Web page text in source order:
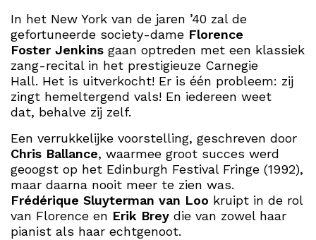
In het New York van de jaren ’40 zal de
gefortuneerde society-dame Florence
Foster Jenkins gaan optreden met een klassiek
zang-recital in het prestigieuze Carnegie
Hall. Het is uitverkocht! Er is één probleem: zij
zingt hemeltergend vals! En iedereen weet
dat, behalve zij zelf.
Een verrukkelijke voorstelling, geschreven door
Chris Ballance, waarmee groot succes werd
geoogst op het Edinburgh Festival Fringe (1992),
maar daarna nooit meer te zien was.
Frédérique Sluyterman van Loo kruipt in de rol
van Florence en Erik Brey die van zowel haar
pianist als haar echtgenoot.